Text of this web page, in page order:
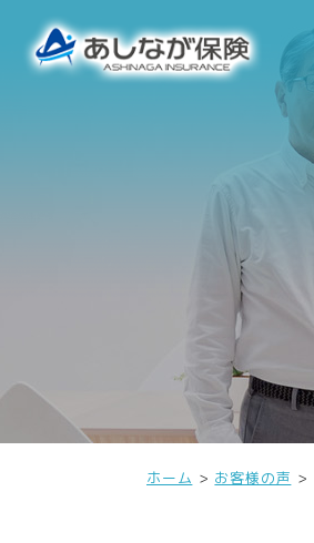
ホーム お客様の声